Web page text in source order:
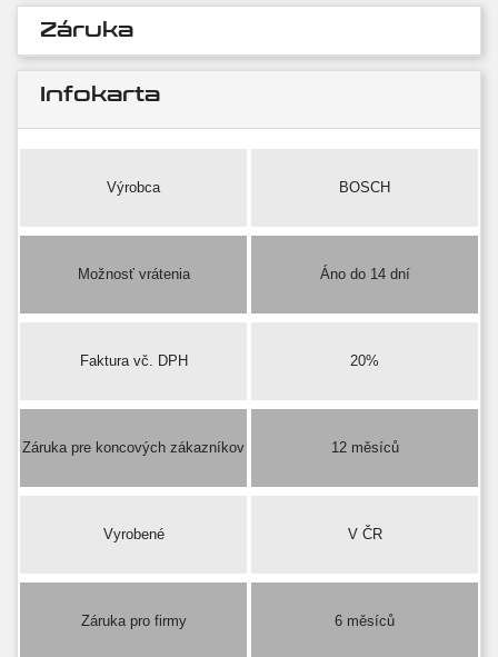
Záruka
Infokarta
Výrobca BOSCH
Možnosť vrátenia Áno do 14 dní
Faktura vč. DPH 20%
Záruka pre koncových zákazníkov 12 měsíců
Vyrobené V ČR
Záruka pro firmy 6 měsíců